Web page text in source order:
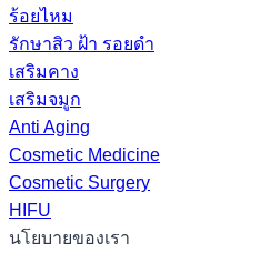
ร้อยไหม
รักษาสิว ฝ้า รอยดำ
เสริมคาง
เสริมจมูก
Anti Aging
Cosmetic Medicine
Cosmetic Surgery
HIFU
นโยบายของเรา